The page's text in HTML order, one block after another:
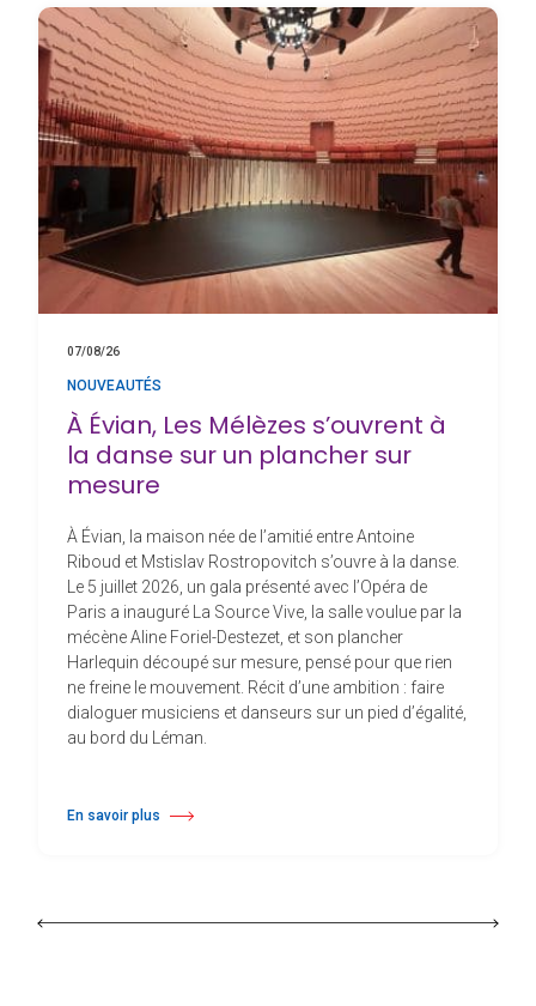
07/08/26
NOUVEAUTÉS
À Évian, Les Mélèzes s’ouvrent à
la danse sur un plancher sur
mesure
À Évian, la maison née de l’amitié entre Antoine
Riboud et Mstislav Rostropovitch s’ouvre à la danse.
Le 5 juillet 2026, un gala présenté avec l’Opéra de
Paris a inauguré La Source Vive, la salle voulue par la
mécène Aline Foriel-Destezet, et son plancher
Harlequin découpé sur mesure, pensé pour que rien
ne freine le mouvement. Récit d’une ambition : faire
dialoguer musiciens et danseurs sur un pied d’égalité,
au bord du Léman.
En savoir plus
à propos À Évian, Les Mélèzes s’ouvrent à la danse sur un plancher